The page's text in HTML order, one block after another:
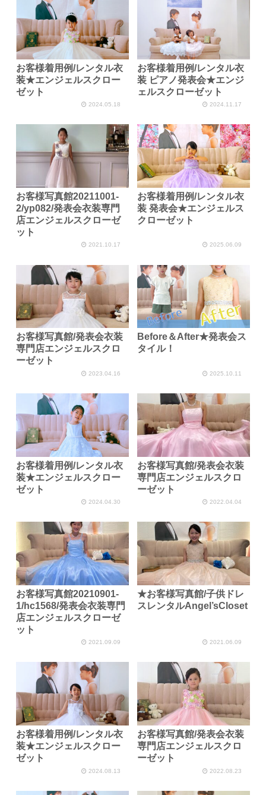
お客様着用例/レンタル衣
装★エンジェルスクロー
ゼット
2024.05.18
お客様着用例/レンタル衣
装 ピアノ発表会★エンジ
ェルスクローゼット
2024.11.17
お客様写真館20211001-
2/yp082/発表会衣装専門
店エンジェルスクローゼ
ット
2021.10.17
お客様着用例/レンタル衣
装 発表会★エンジェルス
クローゼット
2025.06.09
お客様写真館/発表会衣装
専門店エンジェルスクロ
ーゼット
2023.04.16
Before＆After★発表会ス
タイル！
2025.10.11
お客様着用例/レンタル衣
装★エンジェルスクロー
ゼット
2024.04.30
お客様写真館/発表会衣装
専門店エンジェルスクロ
ーゼット
2022.04.04
お客様写真館20210901-
1/hc1568/発表会衣装専門
店エンジェルスクローゼ
ット
2021.09.09
★お客様写真館/子供ドレ
スレンタルAngel’sCloset
2021.06.09
お客様着用例/レンタル衣
装★エンジェルスクロー
ゼット
2024.08.13
お客様写真館/発表会衣装
専門店エンジェルスクロ
ーゼット
2022.08.23